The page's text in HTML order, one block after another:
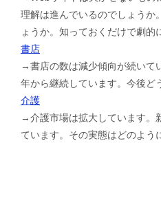
理解は進んでいるのでしょうか
ょうか。知っておくだけで劇的
書店
→書店の数は減少傾向が続いて
年から継続しています。今後ど
介護
→介護市場は拡大しています。
ています。その実態はどのよう